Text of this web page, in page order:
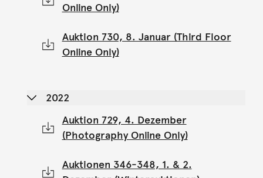
Online Only)
Auktion 730, 8. Januar (Third Floor
Online Only)
2022
Auktion 729, 4. Dezember
(Photography Online Only)
Auktionen 346-348, 1. & 2.